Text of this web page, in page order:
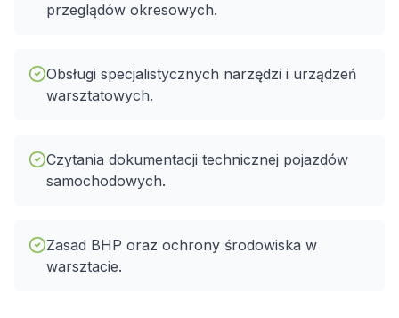
przeglądów okresowych.
Obsługi specjalistycznych narzędzi i urządzeń
warsztatowych.
Czytania dokumentacji technicznej pojazdów
samochodowych.
Zasad BHP oraz ochrony środowiska w
warsztacie.